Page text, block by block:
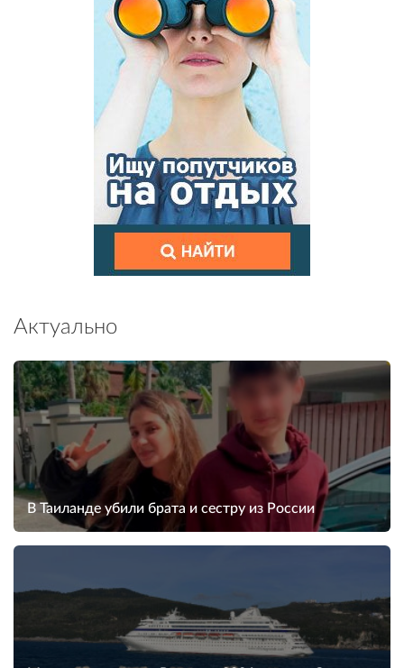
Актуально
В Таиланде убили брата и сестру из России